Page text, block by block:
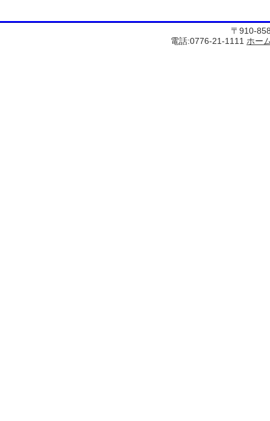
〒910-
電話:0776-21-1111 ホー